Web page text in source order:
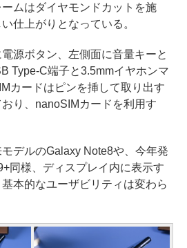
ムはダイヤモンドカットを施
仕上がりとなっている。
源ボタン、左側面に音量キーと
Type-C端子と3.5mmイヤホンマ
カードはピンを挿して取り出す
り、nanoSIMカードを利用す
デルのGalaxy Note8や、今年発
同様、ディスプレイ内に表示す
本的なユーザビリティは変わら